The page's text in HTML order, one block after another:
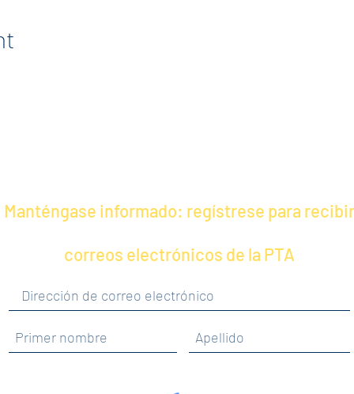
Manténgase informado: regístrese para recibir
correos electrónicos de la PTA